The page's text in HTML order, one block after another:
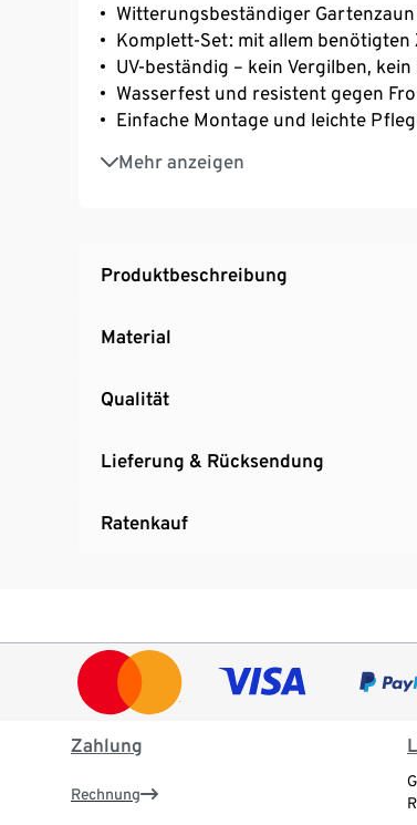
Witterungsbeständiger
Komplett-Set: mit allem benötigten
UV-beständig – kein Vergilben,
Wasserfest und resistent gegen
Einfache Montage und leichte
Mehr anzeigen
Pfosten mit Kunststoffkern
Inkl. einbetonierbarer
Produktbeschreibung
Material
Qualität
Lieferung & Rücksendung
Ratenkauf
Zahlung
Rechnung